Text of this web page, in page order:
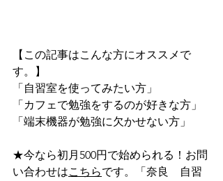
【この記事はこんな方にオススメで
す。】
「自習室を使ってみたい方」
「カフェで勉強をするのが好きな方」
「端末機器が勉強に欠かせない方」
★今なら初月500円で始められる！お問
い合わせはこちらです。「奈良　自習